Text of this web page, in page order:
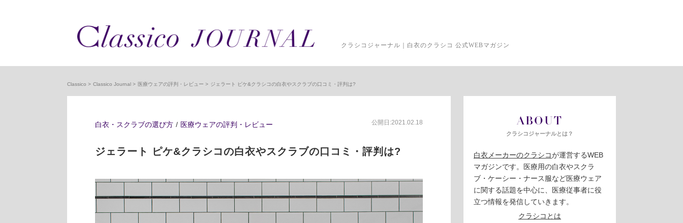
クラシコジャーナル｜白衣のクラシコ 公式WEBマガジン
Classico Classico Journal 医療ウェアの評判・レビュー ジェラート ピケ&クラシコの白衣やスクラブの口コミ・評判は?
白衣・スクラブの選び方 医療ウェアの評判・レビュー 公開日:2021.02.18
ジェラート ピケ&クラシコの白衣やスクラブの口コミ・評判は?
ABOUT
クラシコジャーナルとは？
白衣メーカーのクラシコが運営するWEB
マガジンです。医療用の白衣やスクラ
ブ・ケーシー・ナース服など医療ウェア
に関する話題を中心に、医療従事者に役
立つ情報を発信していきます。
クラシコとは